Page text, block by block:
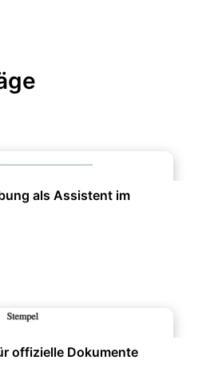
als Assistent im
offizielle Dokumente